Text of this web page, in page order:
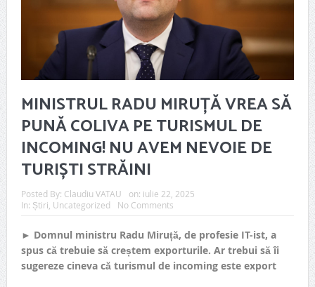
MINISTRUL RADU MIRUȚĂ VREA SĂ
PUNĂ COLIVA PE TURISMUL DE
INCOMING! NU AVEM NEVOIE DE
TURIȘTI STRĂINI
Posted By: Claudiu VATAU on: iulie 22, 2025
In: Știri Uncategorized No Comments
► Domnul ministru Radu Miruță, de profesie IT-ist, a
spus că trebuie să creștem exporturile. Ar trebui să îi
sugereze cineva că turismul de incoming este export